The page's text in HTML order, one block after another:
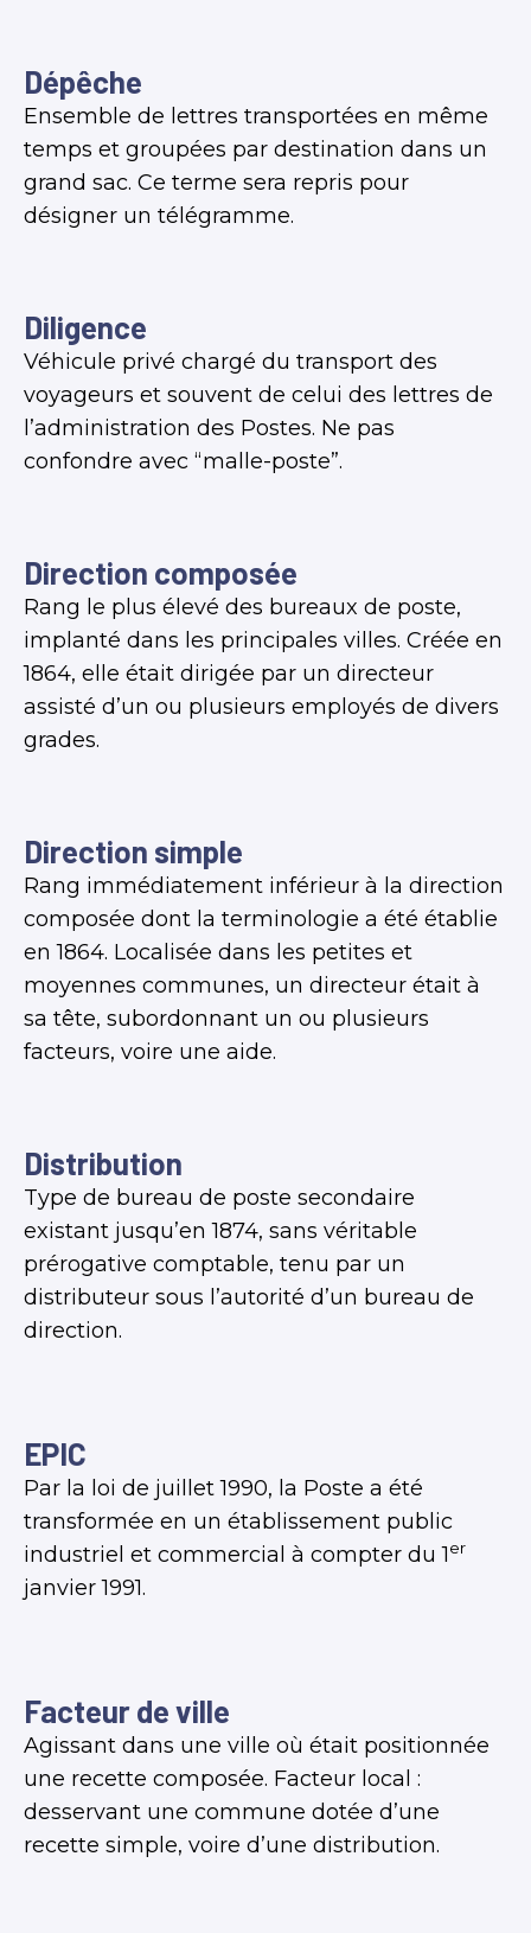
Dépêche
Ensemble de lettres transportées en même
temps et groupées par destination dans un
grand sac. Ce terme sera repris pour
désigner un télégramme.
Diligence
Véhicule privé chargé du transport des
voyageurs et souvent de celui des lettres de
l’administration des Postes. Ne pas
confondre avec “malle-poste”.
Direction composée
Rang le plus élevé des bureaux de poste,
implanté dans les principales villes. Créée en
1864, elle était dirigée par un directeur
assisté d’un ou plusieurs employés de divers
grades.
Direction simple
Rang immédiatement inférieur à la direction
composée dont la terminologie a été établie
en 1864. Localisée dans les petites et
moyennes communes, un directeur était à
sa tête, subordonnant un ou plusieurs
facteurs, voire une aide.
Distribution
Type de bureau de poste secondaire
existant jusqu’en 1874, sans véritable
prérogative comptable, tenu par un
distributeur sous l’autorité d’un bureau de
direction.
EPIC
Par la loi de juillet 1990, la Poste a été
transformée en un établissement public
industriel et commercial à compter du 1er
janvier 1991.
Facteur de ville
Agissant dans une ville où était positionnée
une recette composée. Facteur local :
desservant une commune dotée d’une
recette simple, voire d’une distribution.